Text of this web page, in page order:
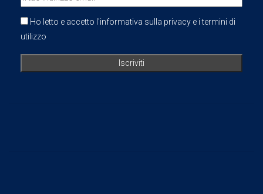
Ho letto e accetto l'informativa sulla privacy e i termini di
utilizzo